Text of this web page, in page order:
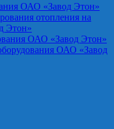
ОАО «Завод Этон»
отопления на
Этон»
ОАО «Завод Этон»
ОАО «Завод